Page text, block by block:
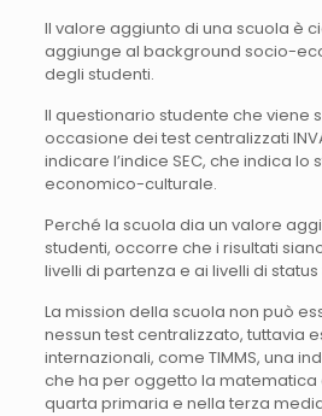
Il valore aggiunto di una scuola è
aggiunge al background socio-
degli studenti.
Il questionario studente che viene
occasione dei test centralizzati
indicare l’indice SEC, che indica lo
economico-culturale.
Perché la scuola dia un valore
studenti, occorre che i risultati
livelli di partenza e ai livelli di status
La mission della scuola non può
nessun test centralizzato, tuttavia
internazionali, come TIMMS, una
che ha per oggetto la matematica
quarta primaria e nella terza